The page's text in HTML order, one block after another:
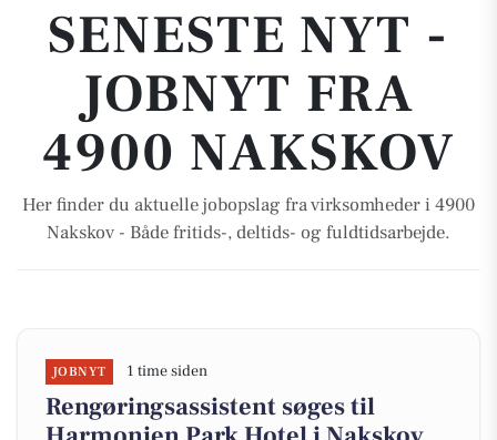
SENESTE NYT -
JOBNYT FRA
4900 NAKSKOV
Her finder du aktuelle jobopslag fra virksomheder i 4900
Nakskov - Både fritids-, deltids- og fuldtidsarbejde.
JOBNYT 1 time siden
Rengøringsassistent søges til